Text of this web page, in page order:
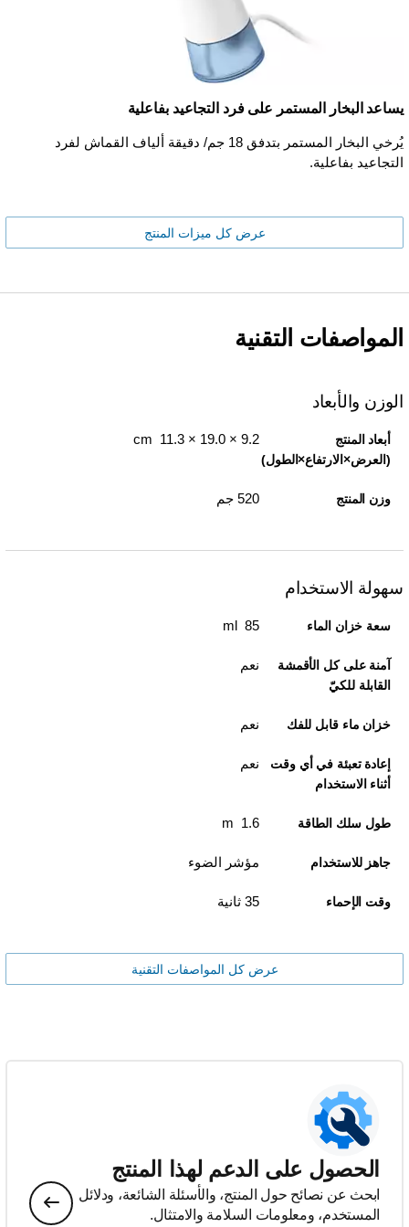
يساعد البخار المستمر على فرد التجاعيد بفاعلية
يُرخي البخار المستمر بتدفق 18 جم/ دقيقة ألياف القماش لفرد
التجاعيد بفاعلية.
عرض كل ميزات المنتج
المواصفات التقنية
الوزن والأبعاد
أبعاد المنتج
(العرض×الارتفاع×الطول)
9.2 × 19.0 × 11.3 cm
وزن المنتج 520 جم
سهولة الاستخدام
سعة خزان الماء 85 ml
آمنة على كل الأقمشة
القابلة للكيّ
نعم
خزان ماء قابل للفك نعم
إعادة تعبئة في أي وقت
أثناء الاستخدام
نعم
طول سلك الطاقة 1.6 m
جاهز للاستخدام مؤشر الضوء
وقت الإحماء 35 ثانية
عرض كل المواصفات التقنية
الحصول على الدعم لهذا المنتج
ابحث عن نصائح حول المنتج، والأسئلة الشائعة، ودلائل
المستخدم، ومعلومات السلامة والامتثال.